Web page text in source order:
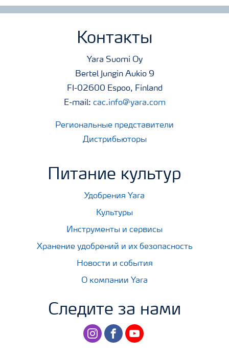
Контакты
Yara Suomi Oy
Bertel Jungin Aukio 9
FI-02600 Espoo, Finland
E-mail: cac.info@yara.com
Региональные представители
Дистрибьюторы
Питание культур
Удобрения Yara
Культуры
Инструменты и сервисы
Хранение удобрений и их безопасность
Новости и события
О компании Yara
Следите за нами
instagramfacebookyoutube